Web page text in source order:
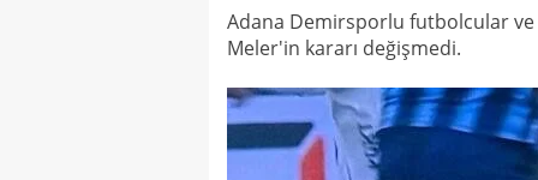
Adana Demirsporlu futbolcular
Meler'in kararı değişmedi.